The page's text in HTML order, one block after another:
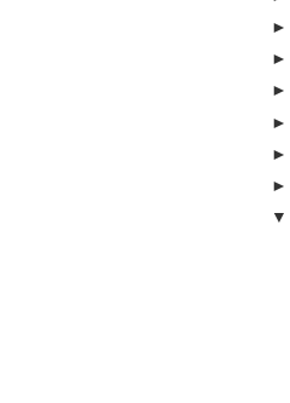
►
►
►
►
►
►
▼